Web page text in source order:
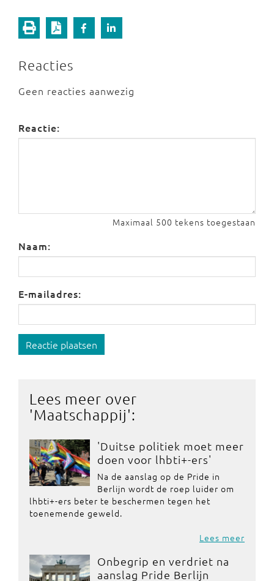
Reacties
Geen reacties aanwezig
Reactie:
Maximaal 500 tekens toegestaan
Naam:
E-mailadres:
Reactie plaatsen
Lees meer over
'Maatschappij':
'Duitse politiek moet meer
doen voor lhbti+-ers'
Na de aanslag op de Pride in
Berlijn wordt de roep luider om
lhbti+-ers beter te beschermen tegen het
toenemende geweld.
Lees meer
Onbegrip en verdriet na
aanslag Pride Berlijn